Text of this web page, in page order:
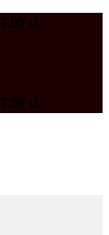
น.
น.